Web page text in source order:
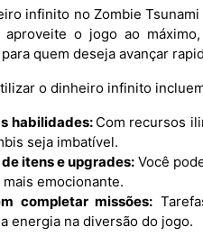
infinito no Zombie
aproveite o jogo ao
quem deseja avançar
o dinheiro infinito
habilidades: Com recursos
seja imbatível.
itens e upgrades:Você
emocionante.
completar missões:
energia na diversão do jogo.